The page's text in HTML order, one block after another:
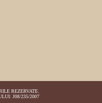
REZERVATE.
J08/235/2007